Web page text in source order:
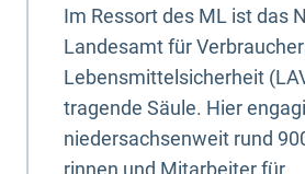
Im Ressort des ML ist das
Landesamt für
Lebensmittelsicherheit
tragende Säule. Hier
niedersachsenweit rund